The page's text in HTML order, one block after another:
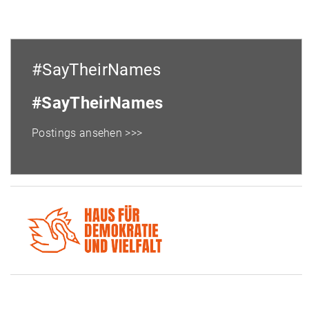
#SayTheirNames
#SayTheirNames
Postings ansehen >>>